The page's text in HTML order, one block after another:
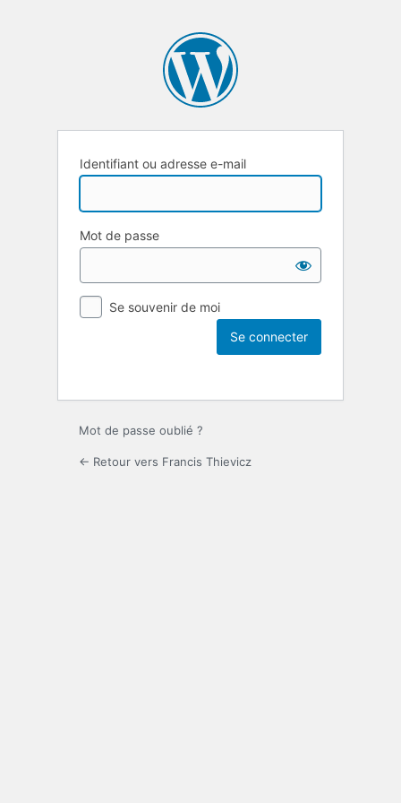
Identifiant ou adresse e-mail
Mot de passe
Se souvenir de moi
Mot de passe oublié ?
← Retour vers Francis Thievicz